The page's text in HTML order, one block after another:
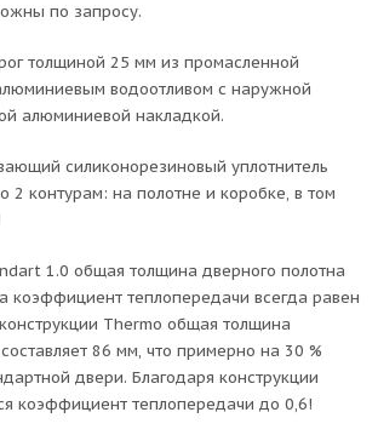
по запросу.
толщиной 25 мм из промасленной
водоотливом с наружной
алюминиевой накладкой.
силиконорезиновый уплотнитель
2 контурам: на полотне и коробке, в том
1.0 общая толщина дверного полотна
коэффициент теплопередачи всегда равен
Thermo общая толщина
86 мм, что примерно на 30 %
двери. Благодаря конструкции
коэффициент теплопередачи до 0,6!